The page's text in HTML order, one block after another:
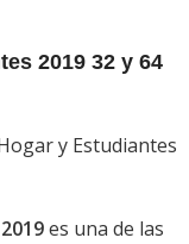
2019 32 y 64
y Estudiantes
es una de las